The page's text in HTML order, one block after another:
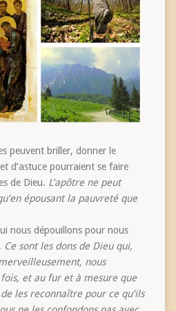
peuvent briller, donner le
d’astuce pourraient se faire
de Dieu. L’apôtre ne peut
épousant la pauvreté que
nous dépouillons pour nous
Ce sont les dons de Dieu qui,
nous
et au fur et à mesure que
les reconnaître pour ce qu’ils